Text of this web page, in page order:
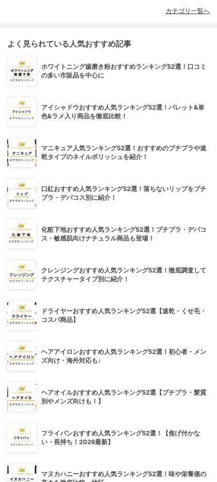
カテゴリ一覧へ
よく見られている人気おすすめ記事
ホワイトニング歯磨き粉おすすめランキング52選！口コミ
の多い市販品を中心に
アイシャドウおすすめ人気ランキング52選！パレット&単
色&ラメ入り商品を徹底比較！
マニキュア人気ランキング52選！おすすめのプチプラや速
乾タイプのネイルポリッシュを紹介！
口紅おすすめ人気ランキング52選！落ちないリップをプチ
プラ・デパコス別に紹介！
化粧下地おすすめ人気ランキング52選！プチプラ・デパコ
ス・敏感肌向けナチュラル商品も登場！
クレンジングおすすめ人気ランキング52選！徹底調査して
テクスチャータイプ別に紹介！
ドライヤーおすすめ人気ランキング52選【速乾・くせ毛・
コスパ商品】
ヘアアイロンおすすめ人気ランキング52選！初心者・メン
ズ向け・海外対応も♪
ヘアオイルおすすめ人気ランキング52選【プチプラ・髪質
別やメンズ向けも！】
フライパンおすすめ人気ランキング52選！【焦げ付かな
い・長持ち！2026最新】
マヌカハニーおすすめ人気ランキング52選！味や栄養価の